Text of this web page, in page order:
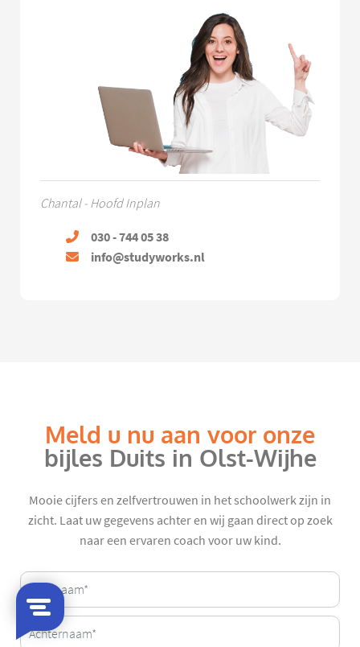
Chantal - Hoofd Inplan
030 - 744 05 38
info@studyworks.nl
Meld u nu aan voor onze
bijles Duits in Olst-Wijhe
Mooie cijfers en zelfvertrouwen in het schoolwerk zijn in
zicht. Laat uw gegevens achter en wij gaan direct op zoek
naar een ervaren coach voor uw kind.